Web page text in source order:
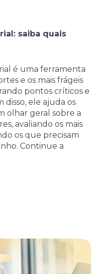
saiba quais
é uma ferramenta
e os mais frágeis
pontos críticos e
disso, ele ajuda os
olhar geral sobre a
avaliando os mais
os que precisam
Continue a